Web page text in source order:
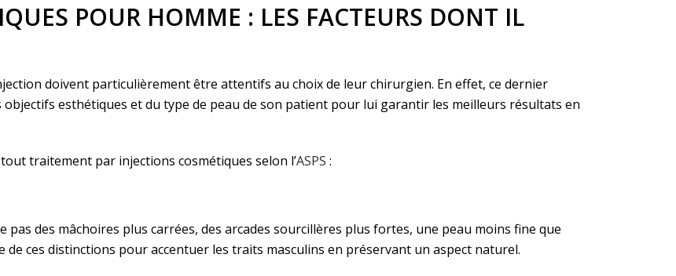
POUR HOMME : LES FACTEURS DONT IL
doivent particulièrement être attentifs au choix de leur chirurgien. En effet, ce dernier
esthétiques et du type de peau de son patient pour lui garantir les meilleurs résultats en
traitement par injections cosmétiques selon l’ASPS :
pas des mâchoires plus carrées, des arcades sourcillères plus fortes, une peau moins fine que
ces distinctions pour accentuer les traits masculins en préservant un aspect naturel.